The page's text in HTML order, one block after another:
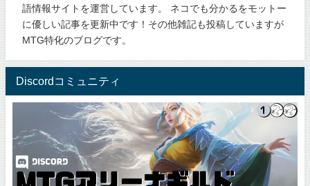
語情報サイトを運営しています。 ネコでも分かるをモットー
に優しい記事を更新中です！その他雑記も投稿していますが
MTG特化のブログです。
Discordコミュニティ